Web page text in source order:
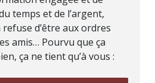
temps et de l’argent,
d’être aux ordres
amis… Pourvu que ça
ça ne tient qu’à vous :